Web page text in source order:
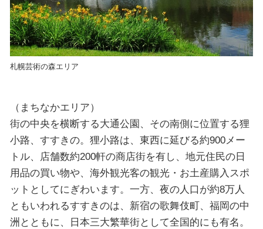
札幌芸術の森エリア
（まちなかエリア）
街の中央を横断する大通公園、その南側に位置する狸
小路、すすきの。狸小路は、東西に延びる約900メー
トル、店舗数約200軒の商店街を有し、地元住民の日
用品の買い物や、海外観光客の観光・お土産購入スポ
ットとしてにぎわいます。一方、夜の人口が約8万人
ともいわれるすすきのは、新宿の歌舞伎町、福岡の中
洲とともに、日本三大繁華街として全国的にも有名。